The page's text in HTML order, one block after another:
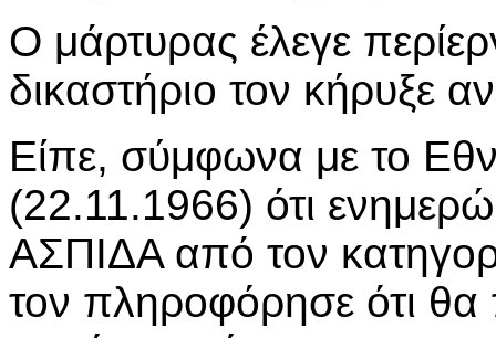
Ο μάρτυρας έλεγε
δικαστήριο τον κήρυξε
Είπε, σύμφωνα με το
(22.11.1966) ότι
ΑΣΠΙΔΑ από τον
τον πληροφόρησε ότι